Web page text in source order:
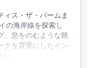
ィス・ザ・パームま
の海岸線を探索し
、息をのむような眺
クを背景にしたイン
。